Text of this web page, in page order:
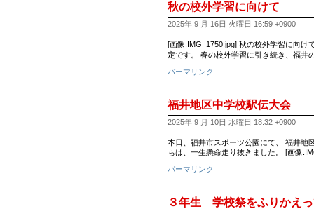
秋の校外学習に向けて
2025年 9 月 16日 火曜日 16:59 +0900
[画像:IMG_1750.jpg] 秋の校外学習に向け
定です。 春の校外学習に引き続き、福井
パーマリンク
福井地区中学校駅伝大会
2025年 9 月 10日 水曜日 18:32 +0900
本日、福井市スポーツ公園にて、 福井地
ちは、一生懸命走り抜きました。 [画像
パーマリンク
３年生 学校祭をふりかえ